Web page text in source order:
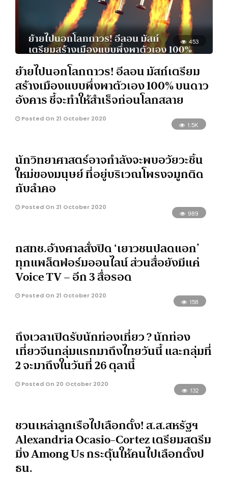
453
ย้ายไปนอกโลกถาวร! อีลอน มัสก์เตรียม
สร้างเมืองแบบพึ่งพาตัวเอง 100% บนดาว
อังคาร ชี้จะทำให้สำเร็จก่อนโลกสลาย
Posted On 21 October 2020
1.5K
นักวิทยาศาสตร์อาจกำลังจะพบอวัยวะชิ้น
ใหม่ของมนุษย์ ที่อยู่บริเวณโพรงจมูกติด
กับลำคอ
Posted On 21 October 2020
989
กสทช.อ้างศาลสั่งปิด ‘เยาวชนปลดแอก’
ทุกแพล็ตฟอร์มออนไลน์ ส่วนสื่อยังมีแค่
Voice TV – อีก 3 สื่อรอด
Posted On 21 October 2020
158
ถึงเวลาเปิดรับนักท่องเที่ยว ? นักท่อง
เที่ยวจีนกลุ่มแรกมาถึงไทยวันนี้ และกลุ่มที่
2 จะมาถึงในวันที่ 26 ตุลานี้
Posted On 20 October 2020
132
ชวนเหล่าลูกเรือไปเลือกตั้ง! ส.ส.สหรัฐฯ
Alexandria Ocasio-Cortez เตรียมสตรีม
มิ่ง Among Us กระตุ้นให้คนไปเลือกตั้งป
ธน.